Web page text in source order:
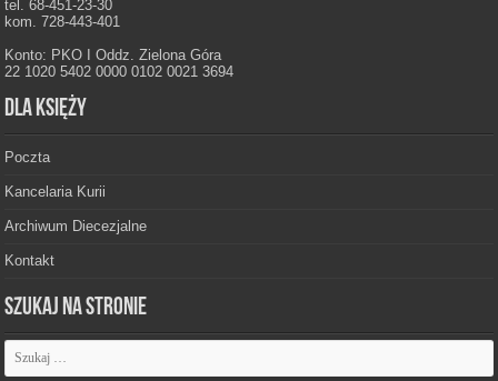
tel. 68-451-23-30
kom. 728-443-401
Konto: PKO I Oddz. Zielona Góra
22 1020 5402 0000 0102 0021 3694
Dla księży
Poczta
Kancelaria Kurii
Archiwum Diecezjalne
Kontakt
Szukaj na stronie